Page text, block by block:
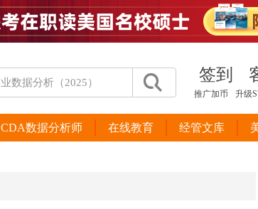
签到
推广加币
升级
CDA数据分析师 在线教育 经管文库